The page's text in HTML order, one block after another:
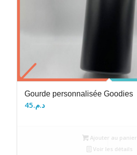
Gourde personnalisée Goodies
د.م.45
Ajouter au panier
Voir les détails